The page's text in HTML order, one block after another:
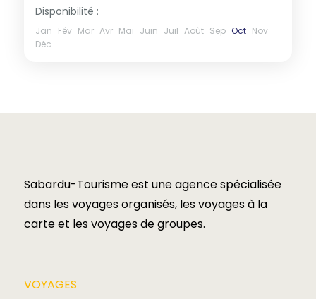
Disponibilité :
Jan Fév Mar Avr Mai Juin Juil Août Sep Oct Nov
Déc
Sabardu-Tourisme est une agence spécialisée
dans les voyages organisés, les voyages à la
carte et les voyages de groupes.​
VOYAGES​